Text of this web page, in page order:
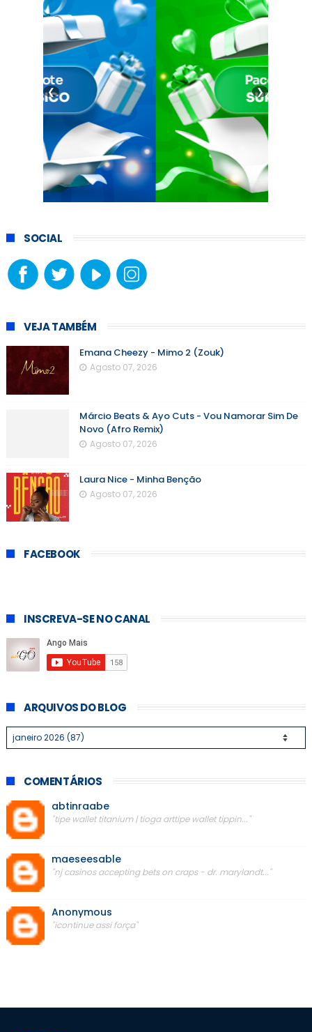
❮ ❯
SOCIAL
VEJA TAMBÉM
Emana Cheezy - Mimo 2 (Zouk)
Agosto 07, 2026
Márcio Beats & Ayo Cuts - Vou Namorar Sim De
Novo (Afro Remix)
Agosto 07, 2026
Laura Nice - Minha Benção
Agosto 07, 2026
FACEBOOK
INSCREVA-SE NO CANAL
ARQUIVOS DO BLOG
COMENTÁRIOS
abtinraabe
"tipe wallet titanium | tioga arttipe wallet tippin..."
maeseesable
"nj casinos accepting bets on craps - dr. marylandt..."
Anonymous
"icontinue assi força"